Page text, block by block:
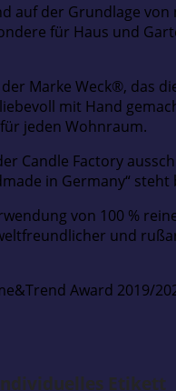
auf der Grundlage
für Haus und
Marke Weck®, das
mit Hand
jeden Wohnraum.
Candle Factory
in Germany“
von 100 %
und
Award 2019/
Etikett